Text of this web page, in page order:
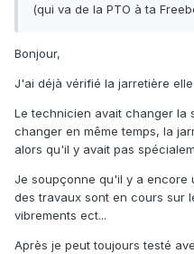
(qui va de la PTO à ta
Bonjour,
J'ai déjà vérifié la jarretière
Le technicien avait changer la
changer en même temps, la
alors qu'il y avait pas
Je soupçonne qu'il y a encore
des travaux sont en cours sur
vibrements ect...
Après je peut toujours testé